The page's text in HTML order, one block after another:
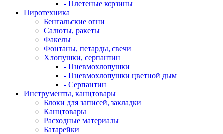
- Плетеные корзины
Пиротехника
Бенгальские огни
Салюты, ракеты
Факелы
Фонтаны, петарды, свечи
Хлопушки, серпантин
- Пневмохлопушки
- Пневмохлопушки цветной дым
- Серпантин
Инструменты, канцтовары
Блоки для записей, закладки
Канцтовары
Расходные материалы
Батарейки